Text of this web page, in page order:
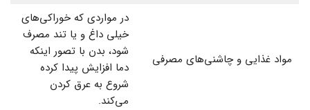
مواد غذایی و چاشنی‌های مصرفی
در مواردی که خوراکی‌های
خیلی داغ و یا تند مصرف
شود، بدن با تصور اینکه
دما افزایش پیدا کرده
شروع به عرق کردن
می‌کند.